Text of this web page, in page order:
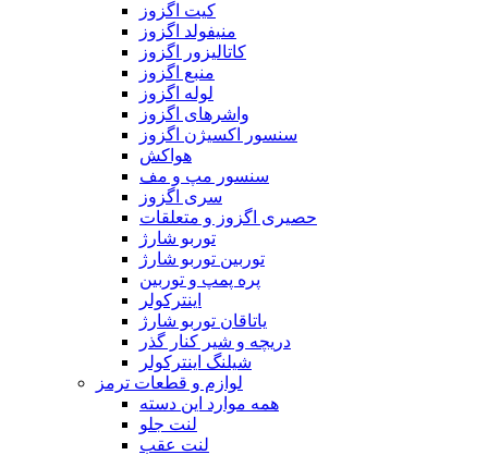
کیت اگزوز
منیفولد اگزوز
کاتالیزور اگزوز
منبع اگزوز
لوله اگزوز
واشر‌های اگزوز
سنسور اکسیژن اگزوز
هواکش
سنسور مپ و مف
سری اگزوز
حصیری اگزوز و متعلقات
توربو شارژ
توربین توربو شارژ
پره پمپ و توربین
اینترکولر
یاتاقان توربو شارژ
دریچه و شیر کنار گذر
شیلنگ اینترکولر
لوازم و قطعات ترمز
همه موارد این دسته
لنت جلو
لنت عقب